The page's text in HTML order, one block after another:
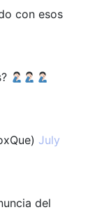
con esos
July
del